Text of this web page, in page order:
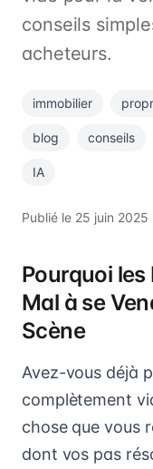
conseils
acheteurs.
immobilier
blog conseils
IA
Publié le 25 juin 2025
Pourquoi
Mal à se
Scène
Avez-vous déjà
complètement
chose que vous
dont vos pas